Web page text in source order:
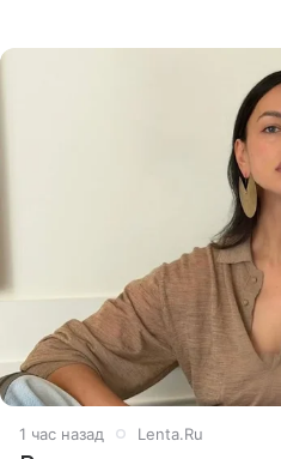
1 час назад Lenta.Ru